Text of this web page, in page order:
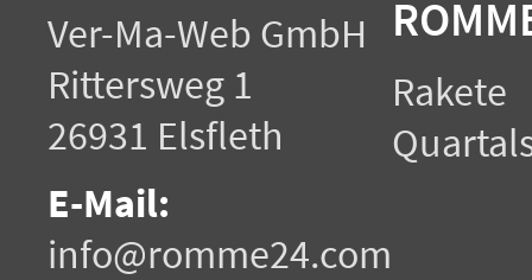
Ver-Ma-Web GmbH
Rittersweg 1
26931 Elsfleth
E-Mail:
info@romme24.com
Rakete